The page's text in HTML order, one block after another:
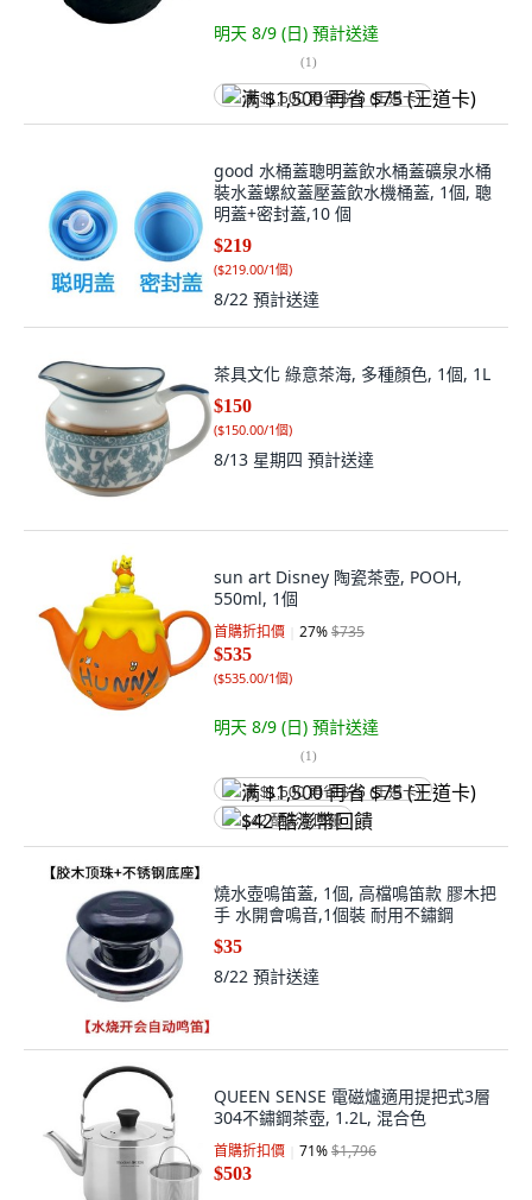
明天 8/9 (日) 預計送達
(1)
满 $1,500 再省 $75 (王道卡)
good 水桶蓋聰明蓋飲水桶蓋礦泉水桶
裝水蓋螺紋蓋壓蓋飲水機桶蓋, 1個, 聰
明蓋+密封蓋,10 個
$219
($219.00/1個)
8/22 預計送達
茶具文化 綠意茶海, 多種顏色, 1個, 1L
$150
($150.00/1個)
8/13 星期四 預計送達
sun art Disney 陶瓷茶壺, POOH,
550ml, 1個
首購折扣價 27%$735
$535
($535.00/1個)
明天 8/9 (日) 預計送達
(1)
满 $1,500 再省 $75 (王道卡)
$42 酷澎幣回饋
燒水壺鳴笛蓋, 1個, 高檔鳴笛款 膠木把
手 水開會鳴音,1個裝 耐用不鏽鋼
$35
8/22 預計送達
QUEEN SENSE 電磁爐適用提把式3層
304不鏽鋼茶壺, 1.2L, 混合色
首購折扣價 71%$1,796
$503